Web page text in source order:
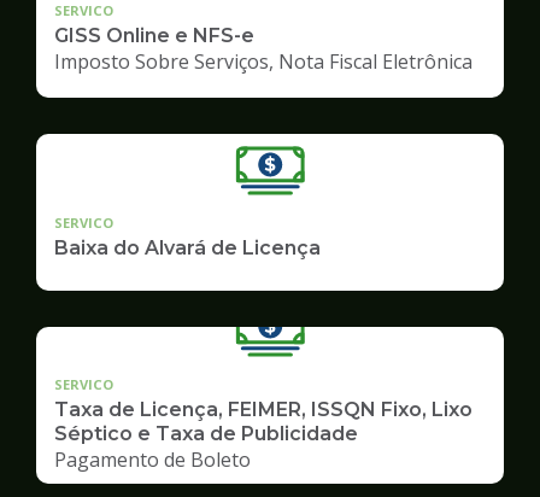
SERVICO
GISS Online e NFS-e
Imposto Sobre Serviços, Nota Fiscal Eletrônica
SERVICO
Baixa do Alvará de Licença
SERVICO
Taxa de Licença, FEIMER, ISSQN Fixo, Lixo
Séptico e Taxa de Publicidade
Pagamento de Boleto